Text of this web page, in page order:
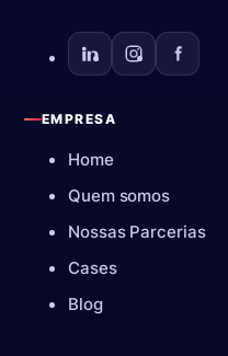
EMPRESA
Home
Quem somos
Nossas Parcerias
Cases
Blog